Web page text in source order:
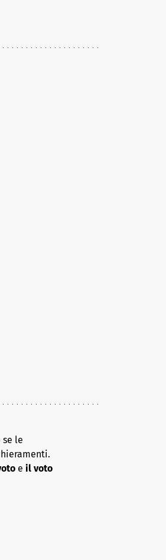
le
e il voto